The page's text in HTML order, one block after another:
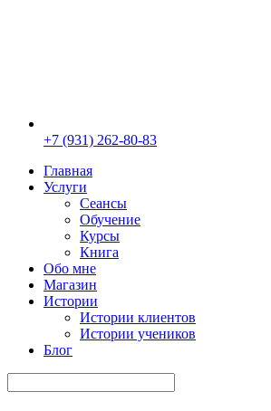
+7 (931) 262-80-83
Главная
Услуги
Сеансы
Обучение
Курсы
Книга
Обо мне
Магазин
Истории
Истории клиентов
Истории учеников
Блог